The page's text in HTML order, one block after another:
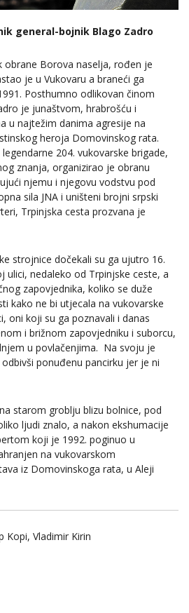
general-bojnik Blago Zadro
obrane Borova naselja, rođen je
je u Vukovaru a braneći ga
Posthumno odlikovan činom
je junaštvom, hrabrošću i
u najtežim danima agresije na
heroja Domovinskog rata.
204. vukovarske brigade,
znanja, organizirao je obranu
njemu i njegovu vodstvu pod
sila JNA i uništeni brojni srpski
Trpinjska cesta prozvana je
strojnice dočekali su ga ujutro 16.
ulici, nedaleko od Trpinjske ceste, a
zapovjednika, koliko se duže
kako ne bi utjecala na vukovarske
oni koji su ga poznavali i danas
i brižnom zapovjedniku i suborcu,
u povlačenjima. Na svoju je
ponuđenu pancirku jer je ni
starom groblju blizu bolnice, pod
ljudi znalo, a nakon ekshumacije
koji je 1992. poginuo u
na vukovarskom
iz Domovinskoga rata, u Aleji
Kopi, Vladimir Kirin